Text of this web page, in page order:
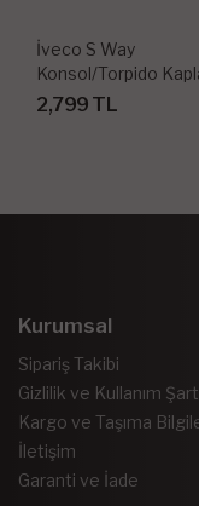
İveco S Way
Konsol/Torpido
2020-
2,799 TL
Kurumsal
Sipariş Takibi
Gizlilik ve Kullanım
Kargo ve Taşıma
İletişim
Garanti ve İade